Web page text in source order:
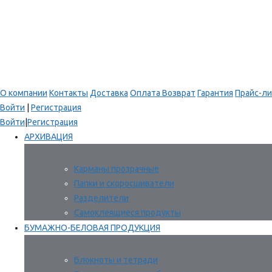
О компании Контакты Доставка Оплата Возврат Гарантия Прайс-
Войти
Регистрация
Войти Регистрация
АРХИВАЦИЯ
Карманы прозрачные
Папки и скоросшиватели
Разделители
Самоклеящиеся продукты
БУМАЖНО-БЕЛОВАЯ ПРОДУКЦИЯ
Блокноты и тетради